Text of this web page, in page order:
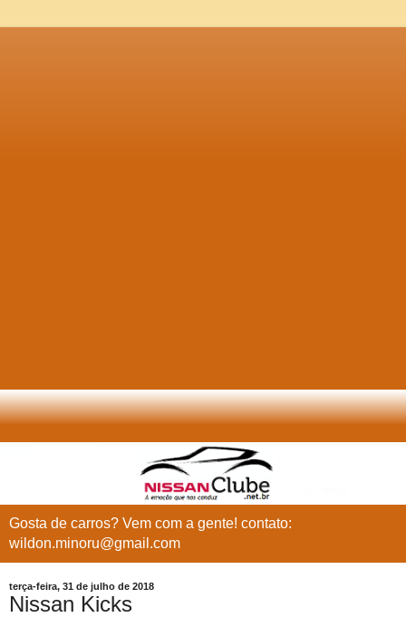
Gosta de carros? Vem com a gente! contato:
wildon.minoru@gmail.com
terça-feira, 31 de julho de 2018
Nissan Kicks